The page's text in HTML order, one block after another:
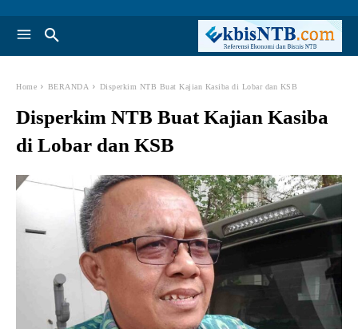
Home BERANDA Disperkim NTB Buat Kajian Kasiba di Lobar dan KSB
Disperkim NTB Buat Kajian Kasiba
di Lobar dan KSB